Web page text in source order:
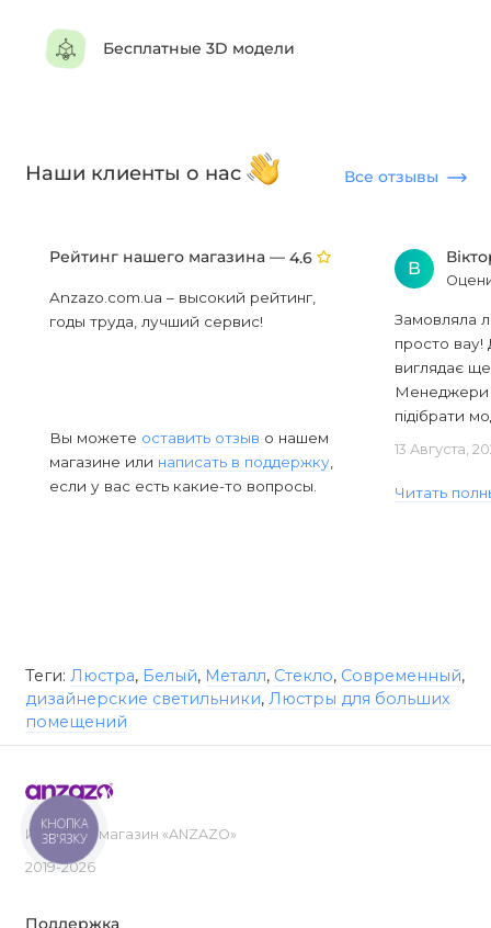
Бесплатные 3D модели
Наши клиенты о нас Все отзывы
Рейтинг нашего магазина — 4.6
Anzazo.com.ua – высокий рейтинг,
годы труда, лучший сервис!
Вы можете оставить отзыв о нашем
магазине или написать в поддержку
если у вас есть какие-то вопросы.
В
Замовляла
просто вау!
виглядає
Менеджери
підібрати
13 Августа,
Читать
Теги: Люстра, Белый, Металл, Стекло, Современный,
дизайнерские светильники, Люстры для больших
помещений
Интернет-магазин «ANZAZO»
2019-2026
Поддержка
КНОПКА
ЗВ'ЯЗКУ